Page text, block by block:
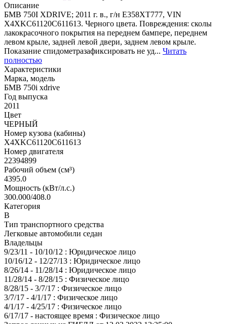
Описание
БМВ 750I XDRIVE; 2011 г. в., г/н Е358ХТ777, VIN
X4XKC61120C611613. Черного цвета. Повреждения: сколы
лакокрасочного покрытия на переднем бампере, переднем
левом крыле, задней левой двери, заднем левом крыле.
Показание спидометразафиксировать не уд... Читать
полностью
Характеристики
Марка, модель
БМВ 750i xdrive
Год выпуска
2011
Цвет
ЧЕРНЫЙ
Номер кузова (кабины)
X4XKC61120C611613
Номер двигателя
22394899
Рабочий объем (см³)
4395.0
Мощность (кВт/л.с.)
300.000/408.0
Категория
В
Тип транспортного средства
Легковые автомобили седан
Владельцы
9/23/11 - 10/10/12 : Юридическое лицо
10/16/12 - 12/27/13 : Юридическое лицо
8/26/14 - 11/28/14 : Юридическое лицо
11/28/14 - 8/28/15 : Физическое лицо
8/28/15 - 3/7/17 : Физическое лицо
3/7/17 - 4/1/17 : Физическое лицо
4/1/17 - 4/25/17 : Физическое лицо
6/17/17 - настоящее время : Физическое лицо